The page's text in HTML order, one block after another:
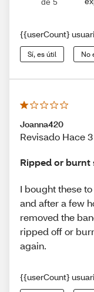
{{userCount}
Sí, es útil No
Joanna420
Revisado Hace
Ripped or burnt
I bought these
and after a few
removed the
ripped off or
again.
{{userCount}